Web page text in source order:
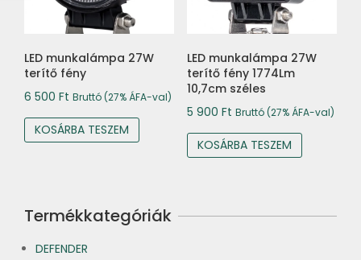
LED munkalámpa 27W
terítő fény
6 500 Ft Bruttó (27% ÁFA-val)
KOSÁRBA TESZEM
LED munkalámpa 27W
terítő fény 1774Lm
10,7cm széles
5 900 Ft Bruttó (27% ÁFA-val)
KOSÁRBA TESZEM
Termékkategóriák
DEFENDER